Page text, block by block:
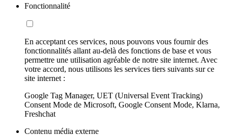
Fonctionnalité
En acceptant ces services, nous pouvons vous fournir des
fonctionnalités allant au-delà des fonctions de base et vous
permettre une utilisation agréable de notre site internet. Avec
votre accord, nous utilisons les services tiers suivants sur ce
site internet :
Google Tag Manager, UET (Universal Event Tracking)
Consent Mode de Microsoft, Google Consent Mode, Klarna,
Freshchat
Contenu média externe